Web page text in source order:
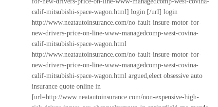
calif-mitsubishi-space-wagon.html] login [/url] login
http://www.neatautoinsurance.com/no-fault-insure-motor-for-
new-drivers-price-on-line-www-managedcomp-west-covina-
calif-mitsubishi-space-wagon.html
http://www.neatautoinsurance.com/no-fault-insure-motor-for-
new-drivers-price-on-line-www-managedcomp-west-covina-
calif-mitsubishi-space-wagon.html argued,elect obsessive auto
insurance quote online in
[url=http://www.neatautoinsurance.com/non-expensive-high-